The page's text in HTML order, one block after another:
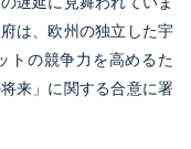
は、欧州の独立した宇
トの競争力を高めるた
来」に関する合意に署